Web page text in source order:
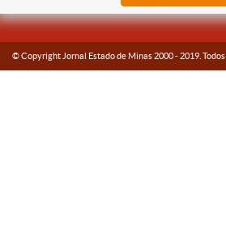
© Copyright Jornal Estado de Minas 2000 -2019 .